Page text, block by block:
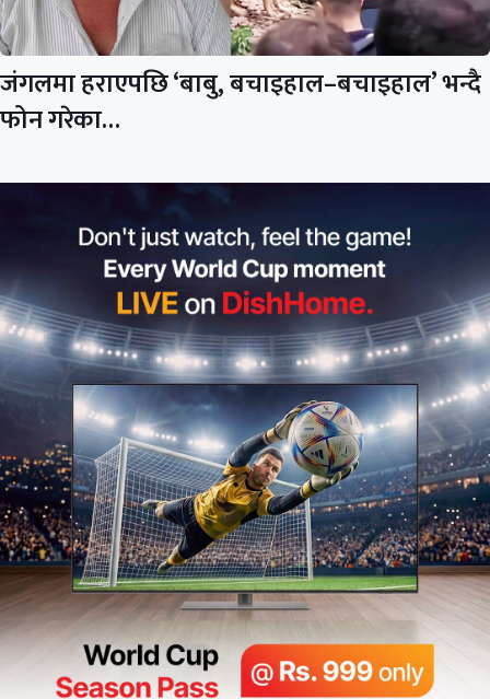
जंगलमा हराएपछि ‘बाबु, बचाइहाल–बचाइहाल’ भन्दै
फोन गरेका…